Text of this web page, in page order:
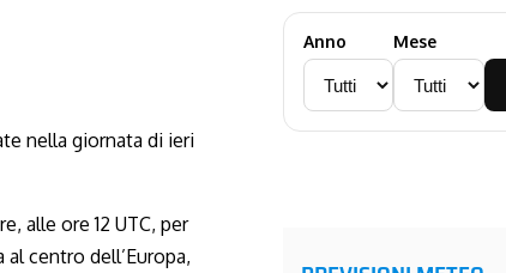
alle ore 12 UTC, per
centro dell’Europa,
Anno Mese